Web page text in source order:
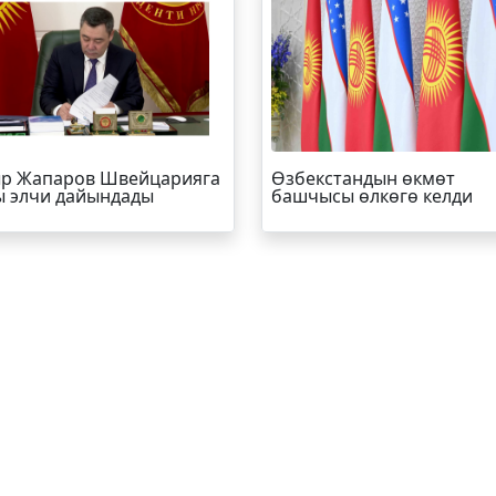
Жапаров Швейцарияга
элчи дайындады
Өзбекстандын өкмөт
башчысы өлкөгө келди